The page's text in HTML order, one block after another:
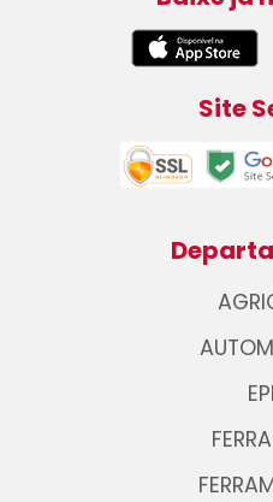
Site